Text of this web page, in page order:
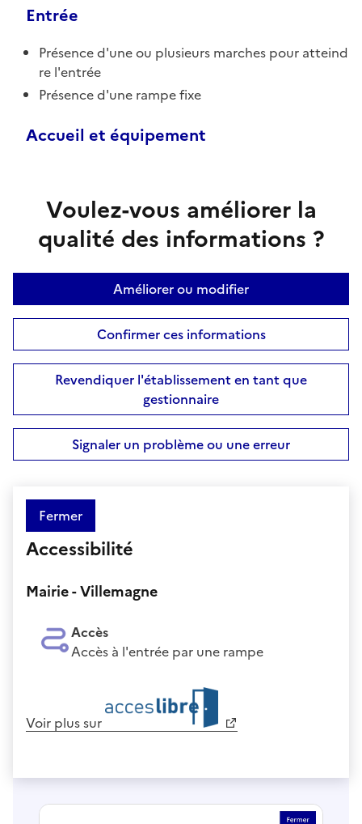
Entrée
Présence d'une ou plusieurs marches pour atteind
re l'entrée
Présence d'une rampe fixe
Accueil et équipement
Voulez-vous améliorer la
qualité des informations ?
Améliorer ou modifier
Confirmer ces informations
Revendiquer l'établissement en tant que
gestionnaire
Signaler un problème ou une erreur
Fermer
Accessibilité
Mairie - Villemagne
Accès
Accès à l'entrée par une rampe
Voir plus sur